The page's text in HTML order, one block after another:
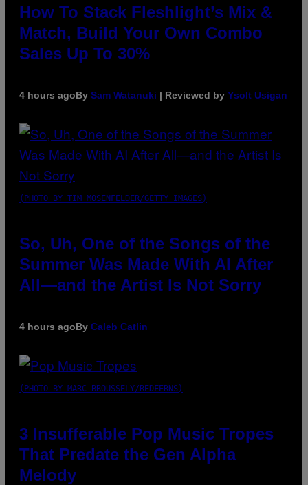
How To Stack Fleshlight’s Mix &
Match, Build Your Own Combo
Sales Up To 30%
4 hours agoBy Sam Watanuki | Reviewed by Ysolt Usigan
(PHOTO BY TIM MOSENFELDER/GETTY IMAGES)
So, Uh, One of the Songs of the
Summer Was Made With AI After
All—and the Artist Is Not Sorry
4 hours agoBy Caleb Catlin
(PHOTO BY MARC BROUSSELY/REDFERNS)
3 Insufferable Pop Music Tropes
That Predate the Gen Alpha
Melody